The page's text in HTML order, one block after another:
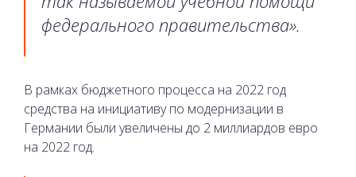
федерального правительства».
В рамках бюджетного процесса на 2022 год
средства на инициативу по модернизации в
Германии были увеличены до 2 миллиардов евро
на 2022 год.